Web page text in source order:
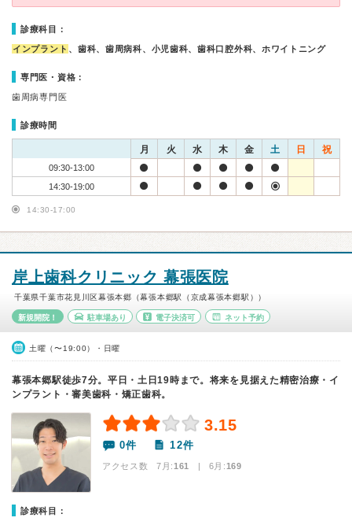
診療科目：
インプラント 、歯科、歯周病科、小児歯科、歯科口腔外科、ホワイトニング
専門医・資格：
歯周病専門医
診療時間
月 火 水 木 金 土 日 祝
09:30-13:00
14:30-19:00
14:30-17:00
岸上歯科クリニック 幕張医院
千葉県千葉市花見川区幕張本郷（幕張本郷駅（京成幕張本郷駅））
新規開院！ 駐車場あり 電子決済可 ネット予約
土曜（〜19:00）・日曜
幕張本郷駅徒歩7分。平日・土日19時まで。将来を見据えた精密治療・イ
ンプラント・審美歯科・矯正歯科。
3.15
0件 12件
アクセス数 7月:161 | 6月:169
診療科目：